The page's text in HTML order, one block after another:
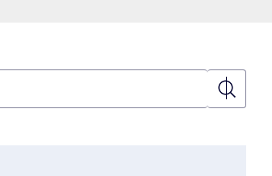
Cerca